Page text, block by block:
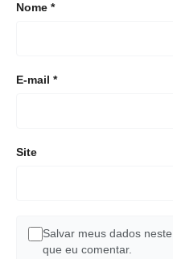
Nome *
E-mail *
Site
Salvar meus dados
que eu comentar.